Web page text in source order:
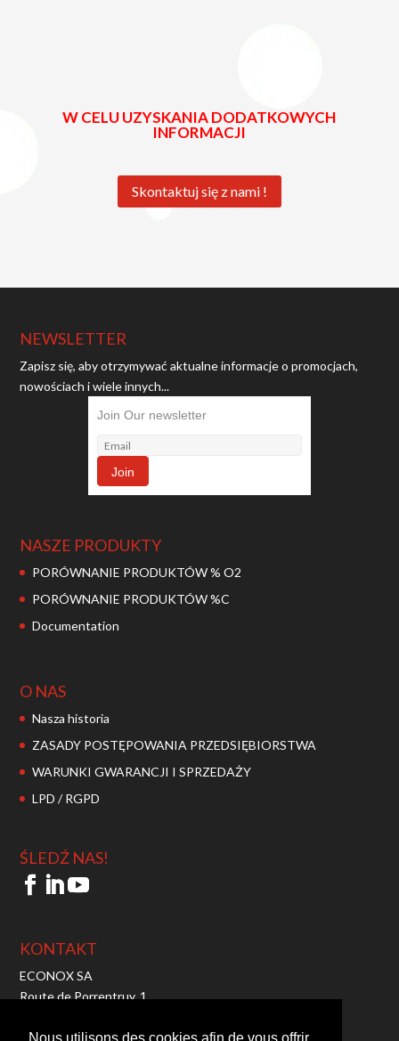
W CELU UZYSKANIA DODATKOWYCH
INFORMACJI
Skontaktuj się z nami !
NEWSLETTER
Zapisz się, aby otrzymywać aktualne informacje o promocjach,
nowościach i wiele innych...
Join Our newsletter
NASZE PRODUKTY
PORÓWNANIE PRODUKTÓW % O2
PORÓWNANIE PRODUKTÓW %C
Documentation
O NAS
Nasza historia
ZASADY POSTĘPOWANIA PRZEDSIĘBIORSTWA
WARUNKI GWARANCJI I SPRZEDAŻY
LPD / RGPD
ŚLEDŹ NAS!
KONTAKT
ECONOX SA
Route de Porrentruy, 1
Tel:+41 32 465 10 00